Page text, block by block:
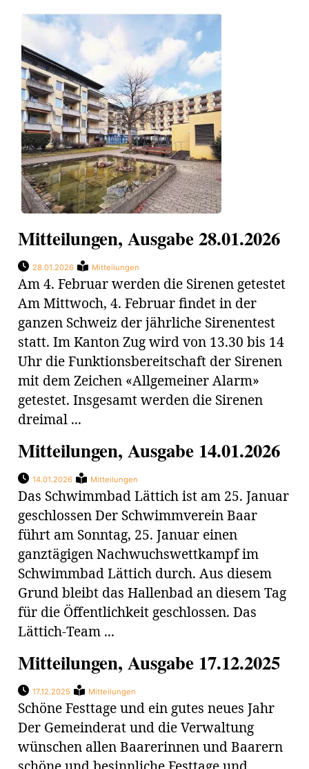
Mitteilungen, Ausgabe 28.01.2026
28.01.2026 Mitteilungen
Am 4. Februar werden die Sirenen getestet
Am Mittwoch, 4. Februar findet in der
ganzen Schweiz der jährliche Sirenentest
statt. Im Kanton Zug wird von 13.30 bis 14
Uhr die Funktionsbereitschaft der Sirenen
mit dem Zeichen «Allgemeiner Alarm»
getestet. Insgesamt werden die Sirenen
dreimal ...
Mitteilungen, Ausgabe 14.01.2026
14.01.2026 Mitteilungen
Das Schwimmbad Lättich ist am 25. Januar
geschlossen Der Schwimmverein Baar
führt am Sonntag, 25. Januar einen
ganztägigen Nachwuchswettkampf im
Schwimmbad Lättich durch. Aus diesem
Grund bleibt das Hallenbad an diesem Tag
für die Öffentlichkeit geschlossen. Das
Lättich-Team ...
Mitteilungen, Ausgabe 17.12.2025
17.12.2025 Mitteilungen
Schöne Festtage und ein gutes neues Jahr
Der Gemeinderat und die Verwaltung
wünschen allen Baarerinnen und Baarern